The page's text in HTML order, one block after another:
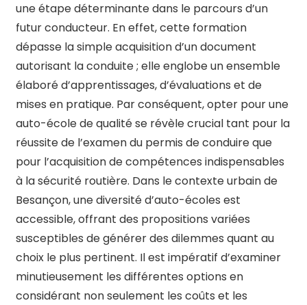
une étape déterminante dans le parcours d’un
futur conducteur. En effet, cette formation
dépasse la simple acquisition d’un document
autorisant la conduite ; elle englobe un ensemble
élaboré d’apprentissages, d’évaluations et de
mises en pratique. Par conséquent, opter pour une
auto-école de qualité se révèle crucial tant pour la
réussite de l’examen du permis de conduire que
pour l’acquisition de compétences indispensables
à la sécurité routière. Dans le contexte urbain de
Besançon, une diversité d’auto-écoles est
accessible, offrant des propositions variées
susceptibles de générer des dilemmes quant au
choix le plus pertinent. Il est impératif d’examiner
minutieusement les différentes options en
considérant non seulement les coûts et les